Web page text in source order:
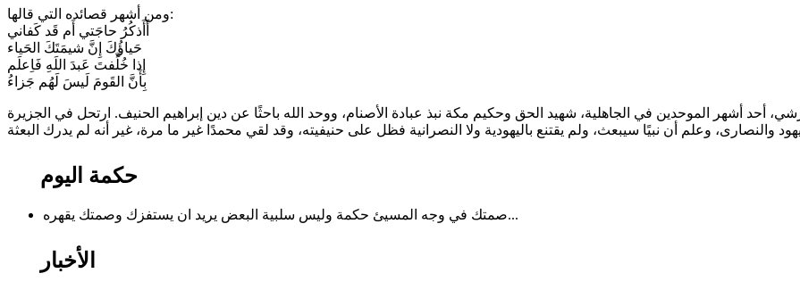
ومن أشهر قصائده التي قالها:
أَأَذكُرُ حاجَتي أَم قَد كَفاني
حَياؤُكَ إِنَّ شيمَتَكَ الحَياء
إِذا خُلِّفتَ عَبدَ اللَهِ فَاِعلَم
بِأَنَّ القَومَ لَيسَ لَهُم جَزاءُ
أحد أشهر الموحدين في الجاهلية، شهيد الحق وحكيم مكة نبذ عبادة الأصنام، ووحد الله باحثًا عن دين إبراهيم الحنيف. ارتحل في الجزيرة
والنصارى، وعلم أن نبيًا سيبعث، ولم يقتنع باليهودية ولا النصرانية فظل على حنيفيته، وقد لقي محمدًا غير ما مرة، غير أنه لم يدرك البعثة
حكمة اليوم
صمتك في وجه المسيئ حكمة وليس سلبية البعض يريد ان يستفزك وصمتك يقهره...
الأخبار